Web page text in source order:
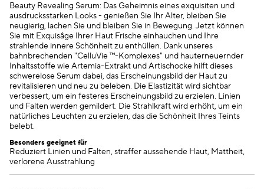
Beauty Revealing Serum: Das Geheimnis eines exquisiten und
ausdrucksstarken Looks - genießen Sie Ihr Alter, bleiben Sie
neugierig, lachen Sie und bleiben Sie in Bewegung. Jetzt können
Sie mit Exquisâge Ihrer Haut Frische einhauchen und Ihre
strahlende innere Schönheit zu enthüllen. Dank unseres
bahnbrechenden "CelluVie ™-Komplexes" und hauterneuernder
Inhaltsstoffe wie Artemia-Extrakt und Artischocke hilft dieses
schwerelose Serum dabei, das Erscheinungsbild der Haut zu
revitalisieren und neu zu beleben. Die Elastizität wird sichtbar
verbessert, um ein festeres Erscheinungsbild zu erzielen. Linien
und Falten werden gemildert. Die Strahlkraft wird erhöht, um ein
natürliches Leuchten zu erzielen, das die Schönheit Ihres Teints
belebt.
Besonders geeignet für
Reduziert Linien und Falten, straffer aussehende Haut, Mattheit,
verlorene Ausstrahlung